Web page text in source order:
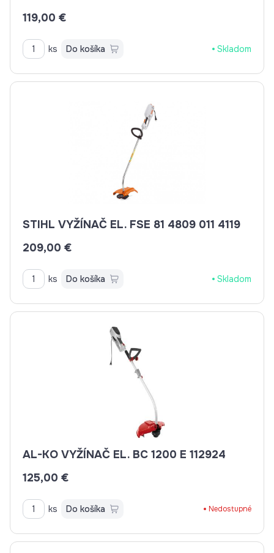
119,00 €
ks Do košíka Skladom
STIHL VYŽÍNAČ EL. FSE 81 4809 011 4119
209,00 €
ks Do košíka Skladom
AL-KO VYŽÍNAČ EL. BC 1200 E 112924
125,00 €
ks Do košíka Nedostupné